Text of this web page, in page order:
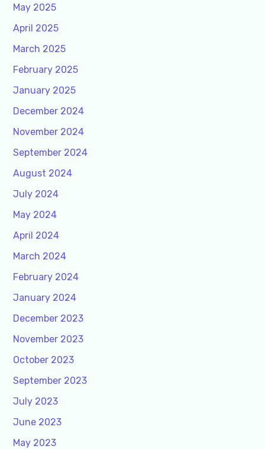
May 2025
April 2025
March 2025
February 2025
January 2025
December 2024
November 2024
September 2024
August 2024
July 2024
May 2024
April 2024
March 2024
February 2024
January 2024
December 2023
November 2023
October 2023
September 2023
July 2023
June 2023
May 2023